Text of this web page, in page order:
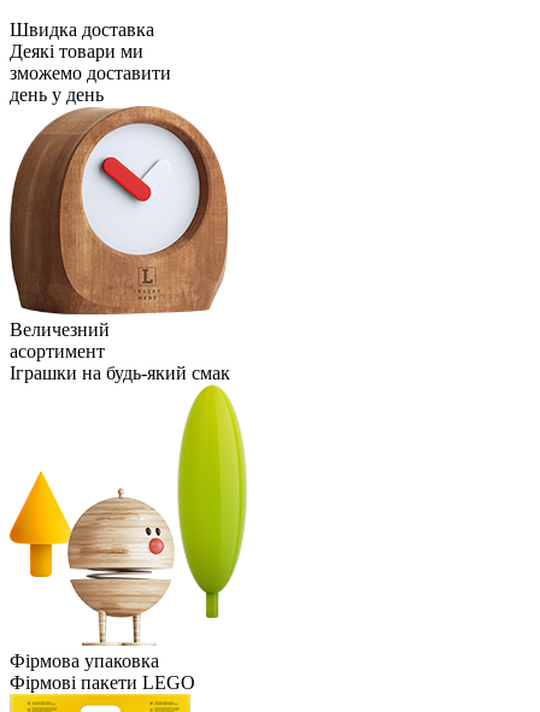
Швидка доставка
Деякі товари ми
зможемо доставити
день у день
Величезний
асортимент
Іграшки на будь-який смак
Фірмова упаковка
Фірмові пакети LEGO